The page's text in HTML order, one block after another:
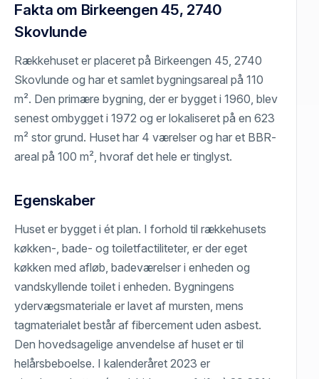
Fakta om Birkeengen 45, 2740
Skovlunde
Rækkehuset er placeret på Birkeengen 45, 2740
Skovlunde og har et samlet bygningsareal på 110
m². Den primære bygning, der er bygget i 1960, blev
senest ombygget i 1972 og er lokaliseret på en 623
m² stor grund. Huset har 4 værelser og har et BBR-
areal på 100 m², hvoraf det hele er tinglyst.
Egenskaber
Huset er bygget i ét plan. I forhold til rækkehusets
køkken-, bade- og toiletfactiliteter, er der eget
køkken med afløb, badeværelser i enheden og
vandskyllende toilet i enheden. Bygningens
ydervægsmateriale er lavet af mursten, mens
tagmaterialet består af fibercement uden asbest.
Den hovedsagelige anvendelse af huset er til
helårsbeboelse. I kalenderåret 2023 er